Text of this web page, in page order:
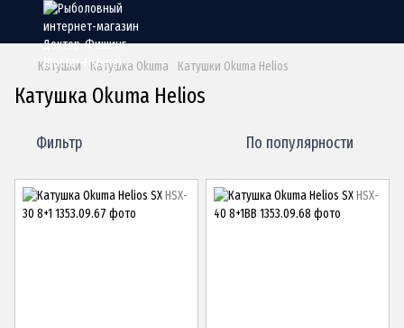
Катушки Катушка Okuma Катушки Okuma Helios
Катушка Okuma Helios
Фильтр По популярности